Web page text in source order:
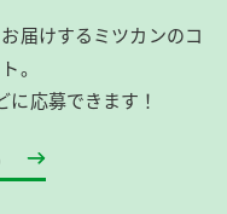
届けするミツカンのコ
。
応募できます！